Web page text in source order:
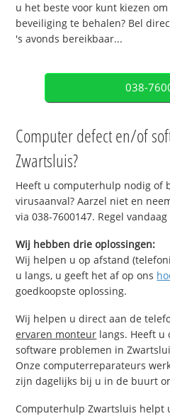
u het beste voor kunt kiezen
beveiliging te behalen? Bel
's avonds bereikbaar...
038-
Computer defect en/of
Zwartsluis?
Heeft u computerhulp nodig of
virusaanval? Aarzel niet en
via 038-7600147. Regel
Wij hebben drie oplossingen:
Wij helpen u op afstand
u langs, u geeft het af op ons
goedkoopste oplossing.
Wij helpen u direct aan de
ervaren monteur langs. Heeft u
software problemen in
Onze computerreparateurs
zijn dagelijks bij u in de buurt
Computerhulp Zwartsluis helpt